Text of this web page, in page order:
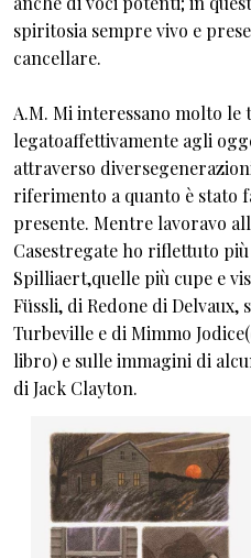
spiritosia sempre vivo e
cancellare.
A.M. Mi interessano molto le
legatoaffettivamente agli
attraverso
riferimento a quanto è stato
presente. Mentre lavoravo
Casestregate ho riflettuto
Spilliaert,quelle più cupe e
Füssli, di Redone di
Turbeville e di Mimmo
libro) e sulle immagini di
di Jack Clayton.